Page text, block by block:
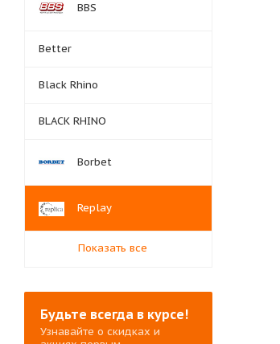
BBS
Better
Black Rhino
BLACK RHINO
Borbet
Replay
Показать все
Будьте всегда в курсе!
Узнавайте о скидках и